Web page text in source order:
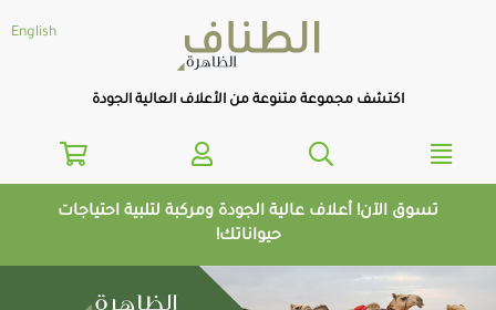
اكتشف مجموعة متنوعة من الأعلاف العالية الجودة
English
تسوق الآن! أعلاف عالية الجودة ومركبة لتلبية احتياجات
حيواناتك!